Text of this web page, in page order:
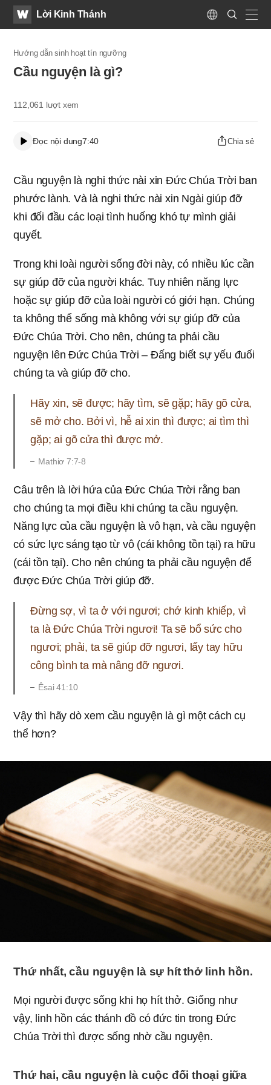
WATVLời Kinh Thánh
Language
Search
Submit
Hướng dẫn sinh hoạt tín ngưỡng
Cầu nguyện là gì?
112,061 lượt xem
Đọc nội dung7:40 Chia sẻ
Cầu nguyện là nghi thức nài xin Ðức Chúa Trời ban
phước lành. Và là nghi thức nài xin Ngài giúp đỡ
khi đối đầu các loại tình huống khó tự mình giải
quyết.
Trong khi loài người sống đời này, có nhiều lúc cần
sự giúp đỡ của người khác. Tuy nhiên năng lực
hoặc sự giúp đỡ của loài người có giới hạn. Chúng
ta không thể sống mà không với sự giúp đỡ của
Ðức Chúa Trời. Cho nên, chúng ta phải cầu
nguyện lên Ðức Chúa Trời – Ðấng biết sự yếu đuối
chúng ta và giúp đỡ cho.
Hãy xin, sẽ được; hãy tìm, sẽ gặp; hãy gõ cửa,
sẽ mở cho. Bởi vì, hễ ai xin thì được; ai tìm thì
gặp; ai gõ cửa thì được mở.
Mathiơ 7:7-8
Câu trên là lời hứa của Ðức Chúa Trời rằng ban
cho chúng ta mọi điều khi chúng ta cầu nguyện.
Năng lực của cầu nguyện là vô hạn, và cầu nguyện
có sức lực sáng tạo từ vô (cái không tồn tại) ra hữu
(cái tồn tại). Cho nên chúng ta phải cầu nguyện để
được Ðức Chúa Trời giúp đỡ.
Đừng sợ, vì ta ở với ngươi; chớ kinh khiếp, vì
ta là Đức Chúa Trời ngươi! Ta sẽ bổ sức cho
ngươi; phải, ta sẽ giúp đỡ ngươi, lấy tay hữu
công bình ta mà nâng đỡ ngươi.
Êsai 41:10
Vậy thì hãy dò xem cầu nguyện là gì một cách cụ
thể hơn?
Thứ nhất, cầu nguyện là sự hít thở linh hồn.
Mọi người được sống khi họ hít thở. Giống như
vậy, linh hồn các thánh đồ có đức tin trong Ðức
Chúa Trời thì được sống nhờ cầu nguyện.
Thứ hai, cầu nguyện là cuộc đối thoại giữa